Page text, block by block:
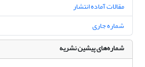
مقالات آماده انتشار
شماره جاری
شماره‌های پیشین نشریه